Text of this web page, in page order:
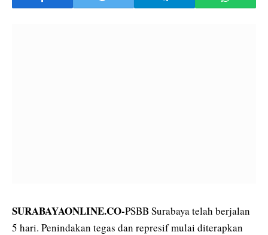
SURABAYAONLINE.CO-PSBB Surabaya telah berjalan
5 hari. Penindakan tegas dan represif mulai diterapkan